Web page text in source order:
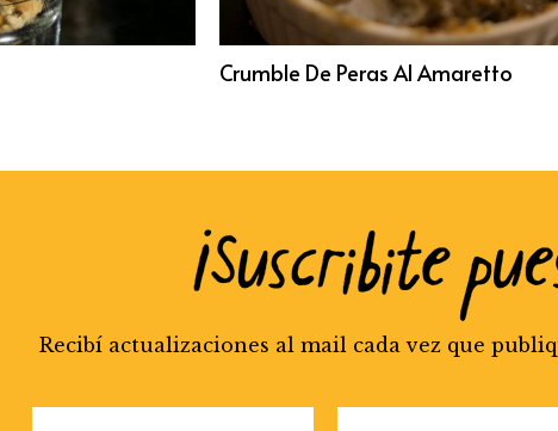
Crumble De Peras Al Amaretto
Recibí actualizaciones al mail cada vez que